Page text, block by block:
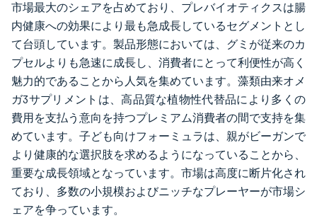
市場最大のシェアを占めており、プレバイオティクスは腸
内健康への効果により最も急成長しているセグメントとし
て台頭しています。製品形態においては、グミが従来のカ
プセルよりも急速に成長し、消費者にとって利便性が高く
魅力的であることから人気を集めています。藻類由来オメ
ガ3サプリメントは、高品質な植物性代替品により多くの
費用を支払う意向を持つプレミアム消費者の間で支持を集
めています。子ども向けフォーミュラは、親がビーガンで
より健康的な選択肢を求めるようになっていることから、
重要な成長領域となっています。市場は高度に断片化され
ており、多数の小規模およびニッチなプレーヤーが市場シ
ェアを争っています。